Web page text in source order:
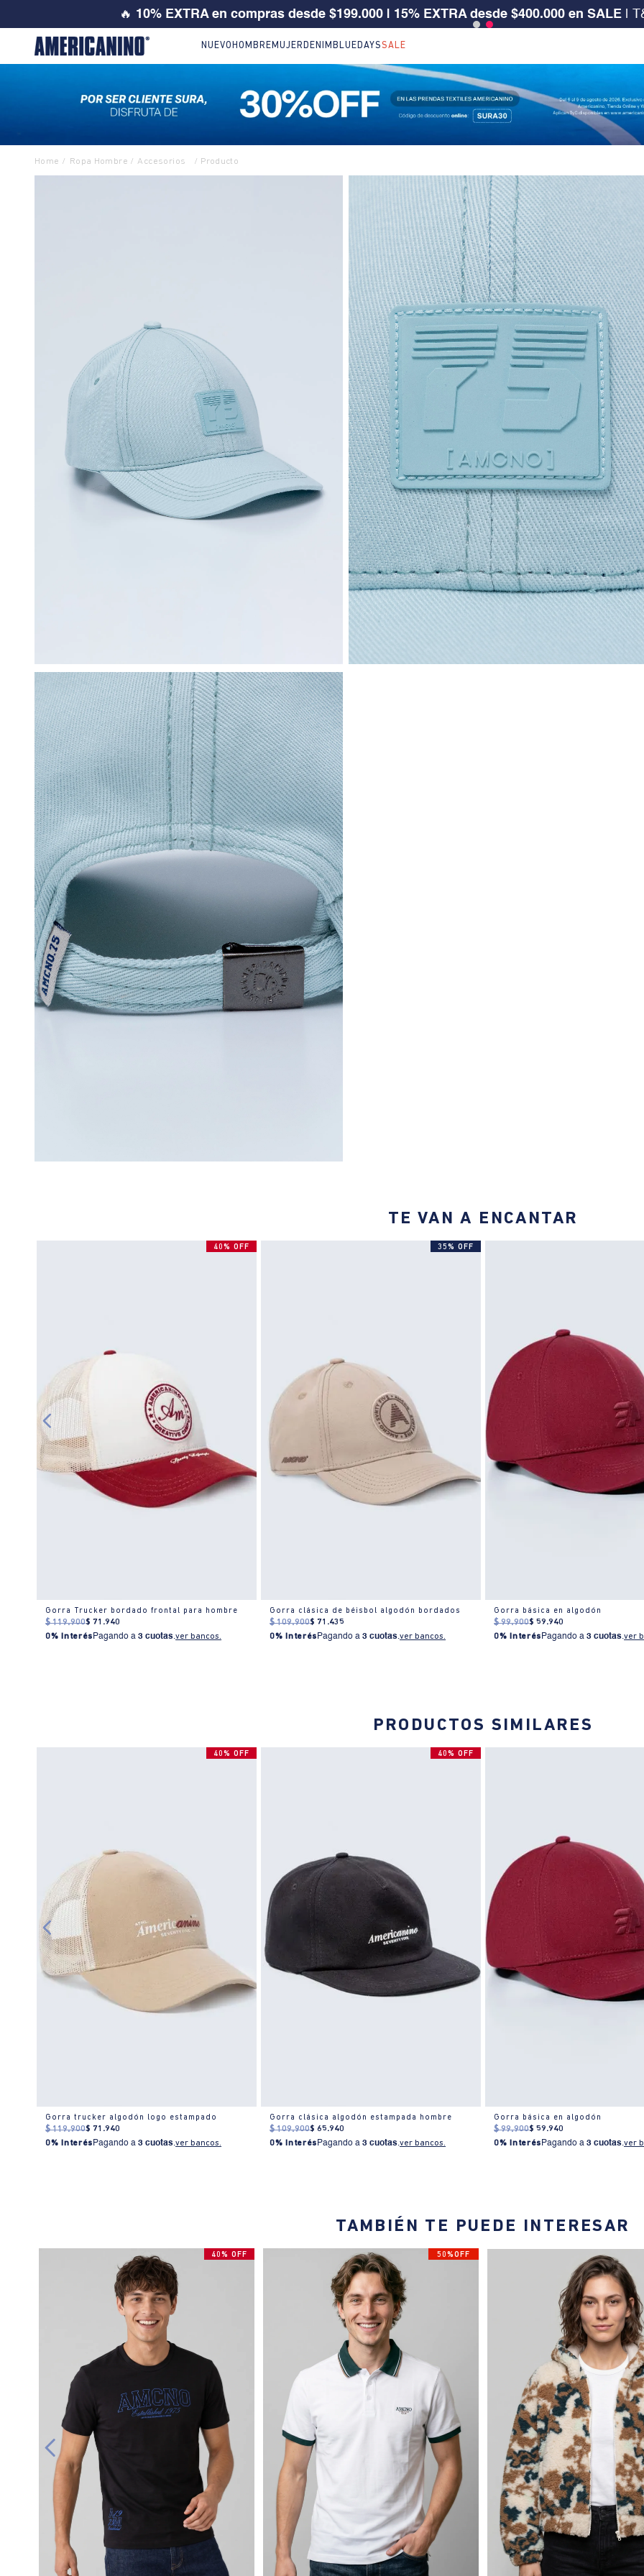
💙 SI ERES CLIENTE SURA, TIENES 30% OFF | Código: SURA30
NUEVO HOMBRE MUJER DENIM BLUEDAYSSALE
Ropa Hombre Accesorios
TE VAN A ENCANTAR
40% OFF
Gorra Trucker bordado frontal para hombre
$ 119.900$ 71 .940
0% Interés Pagando a3 cuotas.ver bancos.
35% OFF
Gorra clásica de béisbol algodón bordados
$ 109.900$ 71 .435
0% Interés Pagando a3 cuotas.ver bancos.
Gorra básica en algodón
$ 99.900$ 59.940
0% Interés Pagando a3 cuotas.ver
PRODUCTOS SIMILARES
40% OFF
Gorra trucker algodón logo estampado
$ 119.900$ 71 .940
0% Interés Pagando a3 cuotas.ver bancos.
40% OFF
Gorra clásica algodón estampada hombre
$ 109.900$ 65.940
0% Interés Pagando a3 cuotas.ver bancos.
Gorra básica en algodón
$ 99.900$ 59.940
0% Interés Pagando a3 cuotas.ver
TAMBIÉN TE PUEDE INTERESAR
40% OFF 50%OFF